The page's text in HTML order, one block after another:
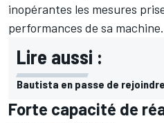
inopérantes les mesures
performances de sa machine.
Lire aussi :
Bautista en passe de
Forte capacité de